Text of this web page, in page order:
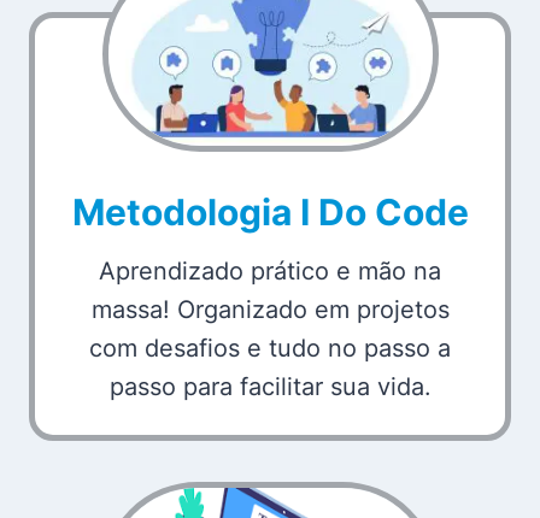
Metodologia I Do Code
Aprendizado prático e mão na
massa! Organizado em projetos
com desafios e tudo no passo a
passo para facilitar sua vida.